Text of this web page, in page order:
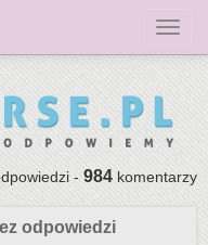
-984komentarzy
odpowiedzi